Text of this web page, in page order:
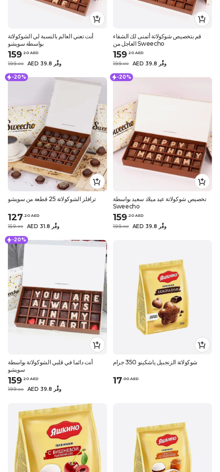
أنت تعني العالم بالنسبة لي الشوكولاتة
بواسطة سويشو
159.20 AED
199.00 AED 39.8 وفِّر
قم بتخصيص شوكولاتة أتمنى لك الشفاء
العاجل من Sweecho
159.20 AED
199.00 AED 39.8 وفِّر
-20%
ترافلز الشوكولاتة 25 قطعة من سويشو
127.20 AED
159.00 AED 31.8 وفِّر
-20%
تخصيص شوكولاتة عيد ميلاد سعيد بواسطة
Sweecho
159.20 AED
199.00 AED 39.8 وفِّر
-20%
أنت دائما في قلبي الشوكولاتة بواسطة
سويشو
159 20 AED
199.00 AED 39.8 وفِّر
شوكولاتة الزنجبيل ياشكينو 350 جرام
17 00 AED